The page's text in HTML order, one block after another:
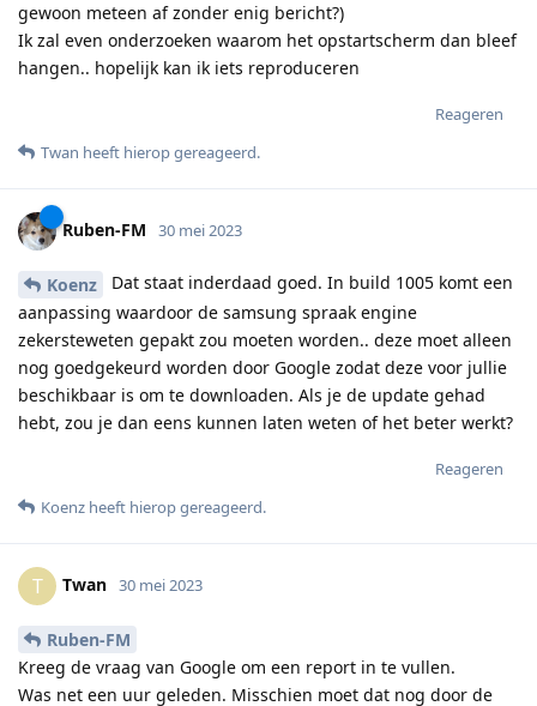
gewoon meteen af zonder enig bericht?)
Ik zal even onderzoeken waarom het opstartscherm dan bleef
hangen.. hopelijk kan ik iets reproduceren
Reageren
Twan heeft hierop gereageerd.
Ruben-FM 30 mei 2023
Koenz
Dat staat inderdaad goed. In build 1005 komt een
aanpassing waardoor de samsung spraak engine
zekersteweten gepakt zou moeten worden.. deze moet alleen
nog goedgekeurd worden door Google zodat deze voor jullie
beschikbaar is om te downloaden. Als je de update gehad
hebt, zou je dan eens kunnen laten weten of het beter werkt?
Reageren
Koenz heeft hierop gereageerd.
T Twan 30 mei 2023
Ruben-FM
Kreeg de vraag van Google om een report in te vullen.
Was net een uur geleden. Misschien moet dat nog door de